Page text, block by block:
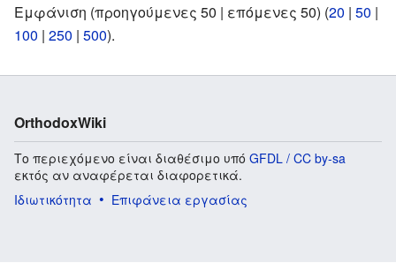
Εμφάνιση (προηγούμενες 50 | επόμενες 50) (20 | 50 |
100 | 250 | 500).
OrthodoxWiki
Το περιεχόμενο είναι διαθέσιμο υπό GFDL / CC by-sa
εκτός αν αναφέρεται διαφορετικά.
Ιδιωτικότητα
Επιφάνεια εργασίας